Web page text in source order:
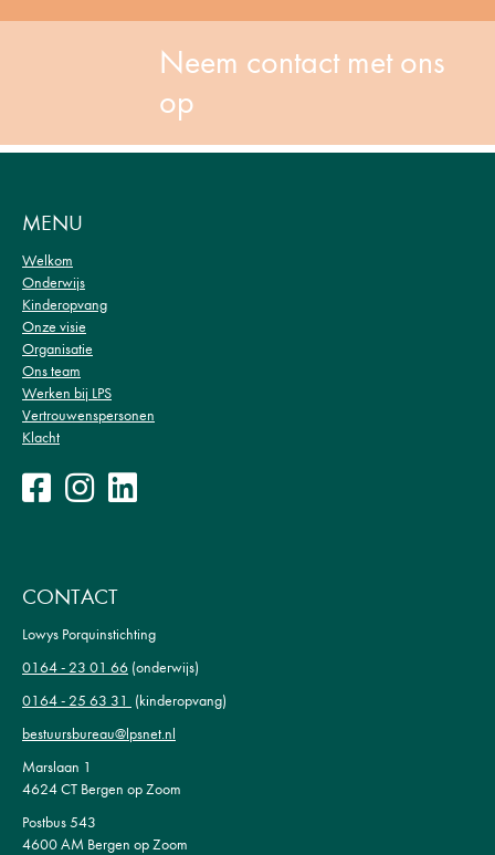
Neem contact met ons
op
MENU
Welkom
Onderwijs
Kinderopvang
Onze visie
Organisatie
Ons team
Werken bij LPS
Vertrouwenspersonen
Klacht
CONTACT
Lowys Porquinstichting
0164 - 23 01 66 (onderwijs)
0164 - 25 63 31 (kinderopvang)
bestuursbureau@lpsnet.nl
Marslaan 1
4624 CT Bergen op Zoom
Postbus 543
4600 AM Bergen op Zoom